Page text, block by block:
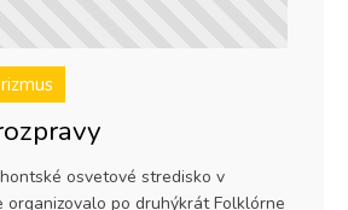
osvetové stredisko v
organizovalo po druhýkrát Folklórne